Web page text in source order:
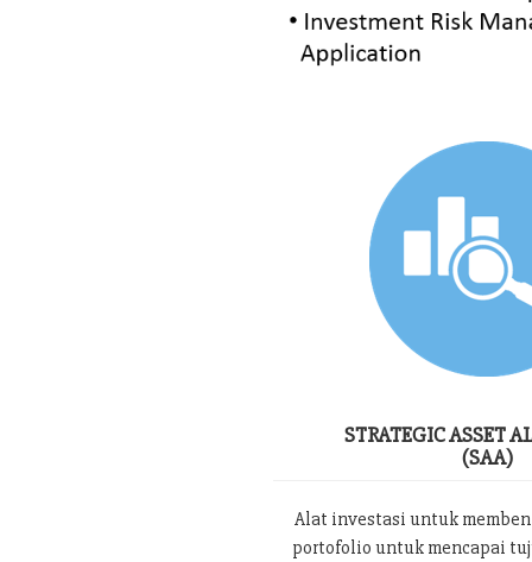
STRATEGIC ASSET
(SAA)
Alat investasi untuk
portofolio untuk mencapai